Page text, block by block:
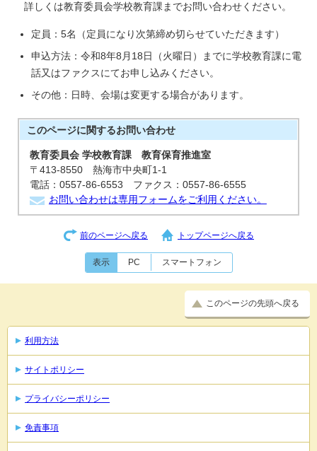
詳しくは教育委員会学校教育課までお問い合わせください。
定員：5名（定員になり次第締め切らせていただきます）
申込方法：令和8年8月18日（火曜日）までに学校教育課に電
話又はファクスにてお申し込みください。
その他：日時、会場は変更する場合があります。
このページに関するお問い合わせ
教育委員会 学校教育課 教育保育推進室
〒413-8550 熱海市中央町1-1
電話：0557-86-6553 ファクス：0557-86-6555
お問い合わせは専用フォームをご利用ください。
前のページへ戻る トップページへ戻る
表示 PC スマートフォン
このページの先頭へ戻る
利用方法
サイトポリシー
プライバシーポリシー
免責事項